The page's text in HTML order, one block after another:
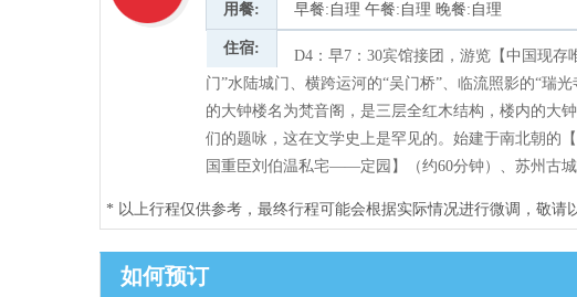
用餐: 早餐:自理 午餐:自理 晚餐:自理
住宿:
D4：早7：30宾馆接团，游览【中国现
门”水陆城门、横跨运河的“吴门桥”、临流照影的“瑞
的大钟楼名为梵音阁，是三层全红木结构，楼内的大
们的题咏，这在文学史上是罕见的。始建于南北朝
国重臣刘伯温私宅——定园】（约60分钟）、苏州古城
* 以上行程仅供参考，最终行程可能会根据实际情况进行微调，敬请
如何预订